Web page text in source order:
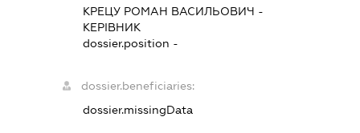
КРЕЦУ РОМАН ВАСИЛЬОВИЧ -
КЕРІВНИК
dossier.position -
dossier.beneficiaries:
dossier.missingData